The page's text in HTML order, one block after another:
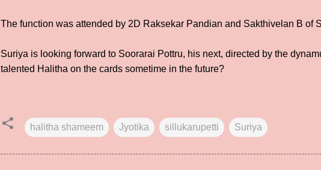
The function was attended by 2D Raksekar Pandian and Sakthivelan B of
Suriya is looking forward to Soorarai Pottru, his next, directed by the
talented Halitha on the cards sometime in the future?
halitha shameem Jyotika sillukarupetti Suriya